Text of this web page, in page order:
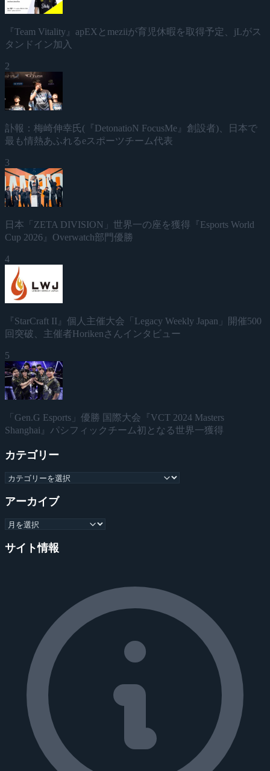
『Team Vitality』apEXとmeziiが育児休暇を取得予定、jLがス
タンドイン加入
2
訃報：梅崎伸幸氏(『DetonatioN FocusMe』創設者)、日本で
最も情熱あふれるeスポーツチーム代表
3
日本「ZETA DIVISION」世界一の座を獲得『Esports World
Cup 2026』Overwatch部門優勝
4
『StarCraft II』個人主催大会「Legacy Weekly Japan」開催500
回突破、主催者Horikenさんインタビュー
5
「Gen.G Esports」優勝 国際大会『VCT 2024 Masters
Shanghai』パシフィックチーム初となる世界一獲得
カテゴリー
アーカイブ
サイト情報